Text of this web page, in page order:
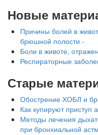
Новые
Причины болей в
брюшной полости -
Боли в животе,
Респираторные
Старые
Обострение ХОБЛ и
Как купируют приступ
Методы лечения
при бронхиальной